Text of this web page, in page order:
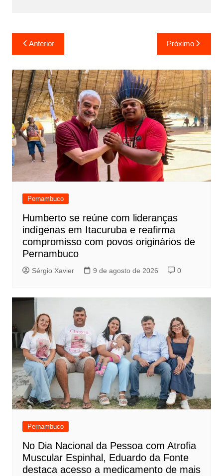
Anterior Próximo
Pernambuco
Humberto se reúne com lideranças
indígenas em Itacuruba e reafirma
compromisso com povos originários de
Pernambuco
Sérgio Xavier 9 de agosto de 2026 0
Pernambuco
No Dia Nacional da Pessoa com Atrofia
Muscular Espinhal, Eduardo da Fonte
destaca acesso a medicamento de mais